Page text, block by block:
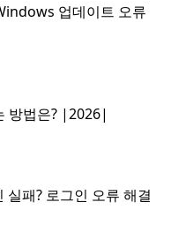
업데이트 오류
방법은? |2026|
실패? 로그인 오류 해결